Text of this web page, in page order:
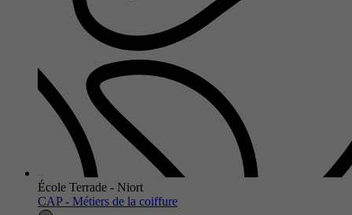
École Terrade - Niort
CAP - Métiers de la coiffure